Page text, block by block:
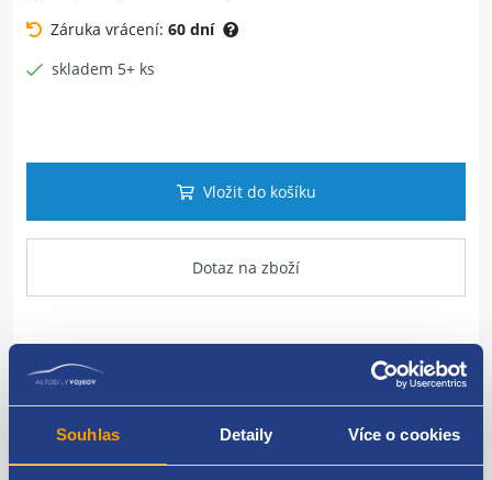
Souhlas Detaily Více o cookies
Záruka vrácení: 60 dní
skladem 5+ ks
Vložit do košíku
Dotaz na zboží
Popis produktu
regulátor tlaku paliva